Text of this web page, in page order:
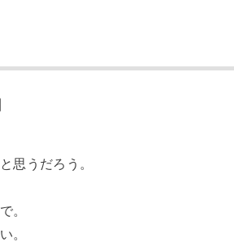
思うだろう。
。
。